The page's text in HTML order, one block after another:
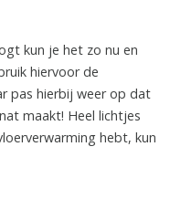
kun je het zo nu en
hiervoor de
pas hierbij weer op dat
maakt! Heel lichtjes
hebt, kun